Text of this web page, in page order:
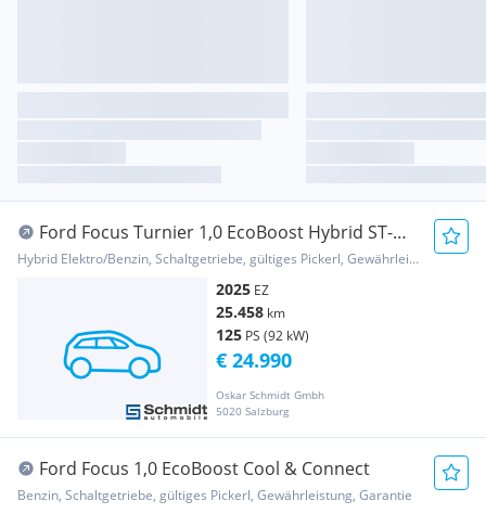
Ford Focus Turnier 1,0 EcoBoost Hybrid ST-
Line
Hybrid Elektro/Benzin, Schaltgetriebe, gültiges Pickerl, Gewährleistung, Garantie
2025 EZ
25.458 km
125 PS (92 kW)
Oskar Schmidt Gmbh
5020 Salzburg
€ 24.990
Ford Focus 1,0 EcoBoost Cool & Connect
Benzin, Schaltgetriebe, gültiges Pickerl, Gewährleistung, Garantie